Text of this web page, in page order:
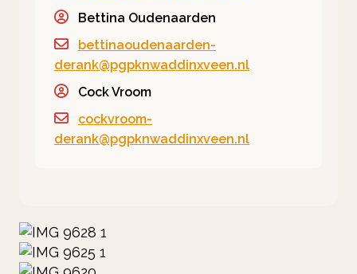
Bettina Oudenaarden
bettinaoudenaarden-
derank@pgpknwaddinxveen.nl
Cock Vroom
cockvroom-
derank@pgpknwaddinxveen.nl